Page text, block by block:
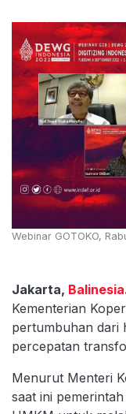
Webinar GOTOKO,
Jakarta,
Kementerian
pertumbuhan dari
percepatan
Menurut Menteri
saat ini